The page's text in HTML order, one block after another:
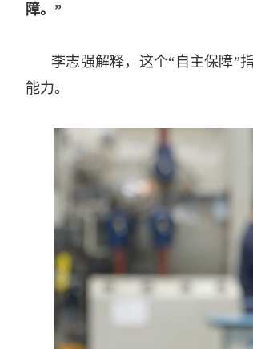
障。”
李志强解释，这个“自主保障”
能力。